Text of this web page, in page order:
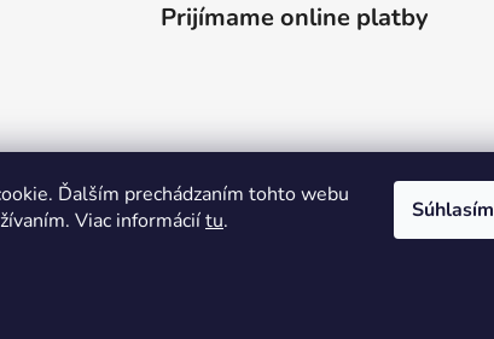
Ďalším prechádzaním tohto webu
Viac informáciítu. Súhlasím
Prijímame online platby